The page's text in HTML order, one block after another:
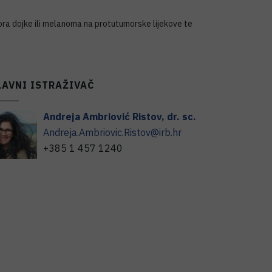
dojke ili melanoma na protutumorske lijekove te
ISTRAŽIVAČ
Andreja Ambriović Ristov, dr. sc.
Andreja.Ambriovic.Ristov@irb.hr
+385 1 457 1240